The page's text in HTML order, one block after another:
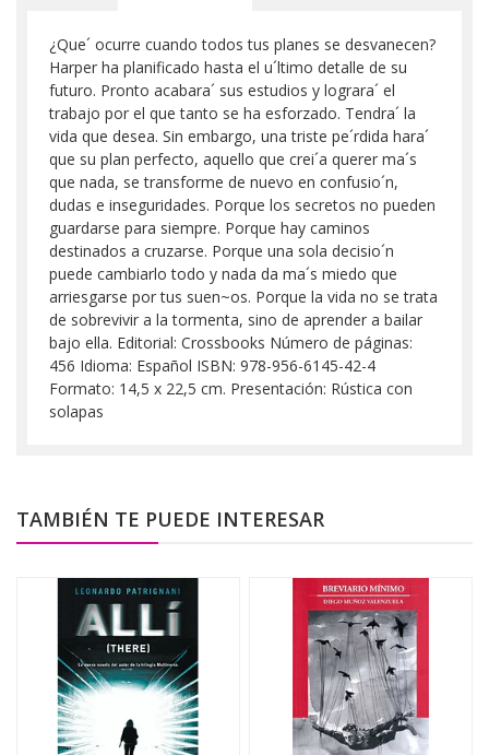
¿Que´ ocurre cuando todos tus planes se desvanecen?
Harper ha planificado hasta el u´ltimo detalle de su
futuro. Pronto acabara´ sus estudios y lograra´ el
trabajo por el que tanto se ha esforzado. Tendra´ la
vida que desea. Sin embargo, una triste pe´rdida hara´
que su plan perfecto, aquello que crei´a querer ma´s
que nada, se transforme de nuevo en confusio´n,
dudas e inseguridades. Porque los secretos no pueden
guardarse para siempre. Porque hay caminos
destinados a cruzarse. Porque una sola decisio´n
puede cambiarlo todo y nada da ma´s miedo que
arriesgarse por tus suen~os. Porque la vida no se trata
de sobrevivir a la tormenta, sino de aprender a bailar
bajo ella. Editorial: Crossbooks Número de páginas:
456 Idioma: Español ISBN: 978-956-6145-42-4
Formato: 14,5 x 22,5 cm. Presentación: Rústica con
solapas
TAMBIÉN TE PUEDE INTERESAR